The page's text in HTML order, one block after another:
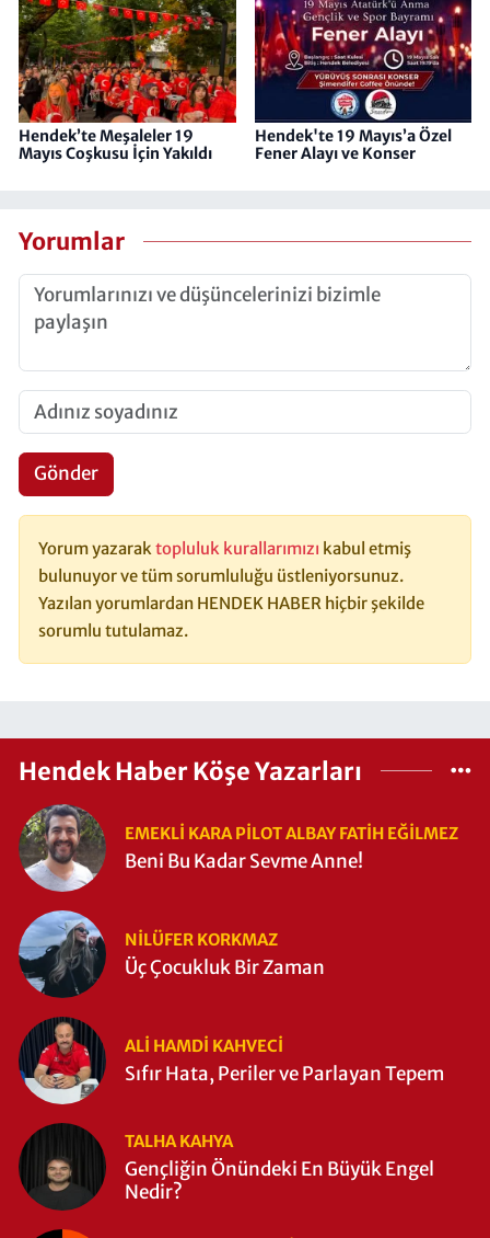
Hendek’te Meşaleler 19
Mayıs Coşkusu İçin Yakıldı
Hendek'te 19 Mayıs’a Özel
Fener Alayı ve Konser
Yorumlar
Gönder
Yorum yazarak topluluk kurallarımızı kabul etmiş
bulunuyor ve tüm sorumluluğu üstleniyorsunuz.
Yazılan yorumlardan HENDEK HABER hiçbir şekilde
sorumlu tutulamaz.
Hendek Haber Köşe Yazarları
EMEKLI KARA PILOT ALBAY FATIH EĞİLMEZ
Beni Bu Kadar Sevme Anne!
NILÜFER KORKMAZ
Üç Çocukluk Bir Zaman
ALI HAMDI KAHVECİ
Sıfır Hata, Periler ve Parlayan Tepem
TALHA KAHYA
Gençliğin Önündeki En Büyük Engel
Nedir?